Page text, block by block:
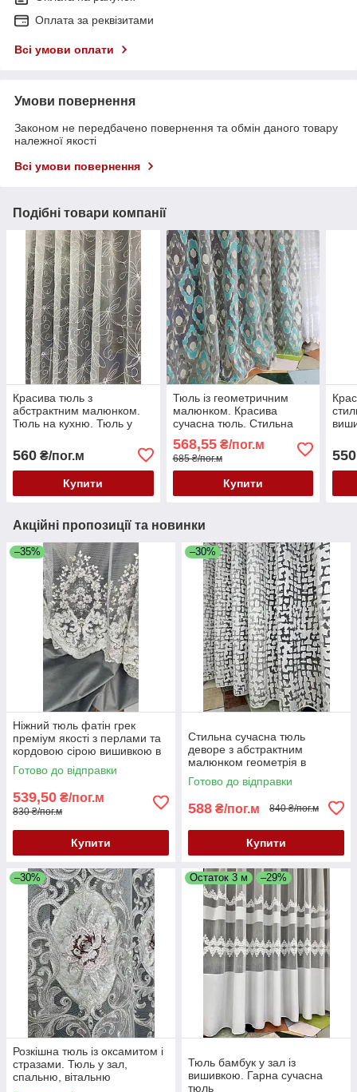
Оплата за реквізитами
Всі умови оплати
Умови повернення
Законом не передбачено повернення та обмін даного товару
належної якості
Всі умови повернення
Подібні товари компанії
Красива тюль з
абстрактним малюнком.
Тюль на кухню. Тюль у
Стильна тюль
560 ₴/пог.м
Купити
Тюль із геометричним
малюнком. Красива
сучасна тюль. Стильна
зал. Тюль на кухню
568,55₴/пог.м
685 ₴/пог.м
Купити
в
550
Акційні пропозиції та новинки
–35%
Ніжний тюль фатін грек
преміум якості з перлами та
кордовою сірою вишивкою в
спальню, зал або вітальню.
Останній метраж 2.7 м
Готово до відправки
539,50 ₴/пог.м
830 ₴/пог.м
Купити
–30%
Стильна сучасна тюль
деворе з абстрактним
малюнком геометрія в
молочному кольорі
Готово до відправки
588 ₴/пог.м 840 ₴/пог.м
Купити
–30%
Розкішна тюль із оксамитом і
стразами. Тюль у зал,
спальню, вітальню
Остаток 3 м –29%
Тюль бамбук у зал із
вишивкою. Гарна сучасна
тюль